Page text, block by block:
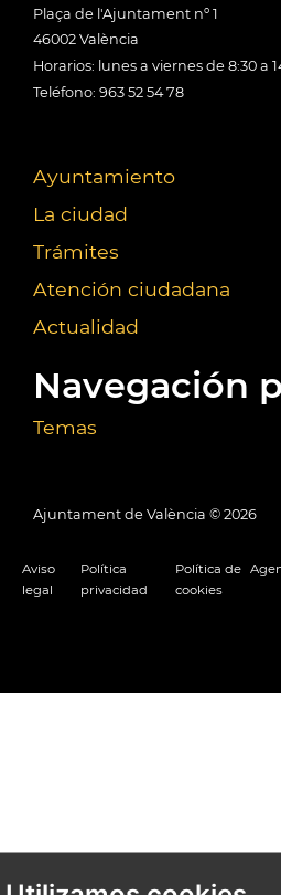
Plaça de l'Ajuntament nº 1
46002 València
Horarios: lunes a viernes de 8:30 a
Teléfono: 963 52 54 78
Ayuntamiento
La ciudad
Trámites
Atención ciudadana
Actualidad
Navegación
Temas
Ajuntament de València © 2026
Aviso
legal
Política
privacidad
Política de
cookies